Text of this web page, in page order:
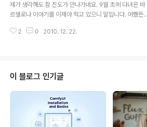
올라가서 내리면 몬주익 언덕입니다. 아래는 몬주익 성입
덩이에는 예쁜 정원이 꾸며져 있습니다. 아래 무식하게 큰
제가 생각해도 참 진도가 안나가네요. 9월 초에 다녀온 바
르셀로나 이야기를 이제야 적고 있으니 말입니다. 어쨌든
글, 네번째 글을 읽어보세요. 네번째 글에서 언급한 것처럼
말 충분한 시간이 있다면 하루 종일 구석구석 돌아보고 싶
습니다. 아래는 구엘 공원 입구입니다. 사진 중심부에 있는
동그라미 부분에 구엘공원의 대표 아이콘이라고 할 수 있
는 채색 타일 도마뱀이 있습니다. 아래가 그 도마뱀입니다.
제 카메라 배터리가 다 떨어지는 바람에 제가 직접 찍은 사
진은 없습니다. 그러고 보니 제..
2 0 2010. 12. 22.
이 블로그 인기글